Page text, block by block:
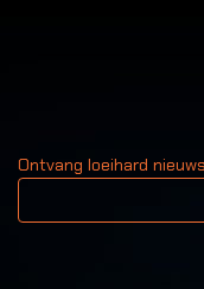
Ontvang loeihard
Uw email adres